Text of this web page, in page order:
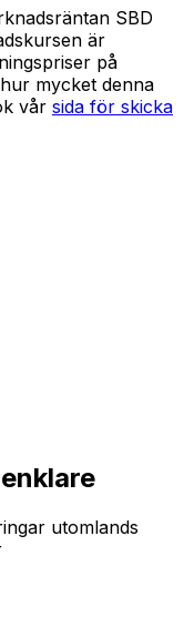
SBD
är
på
mycket denna
vår sida för skicka
utomlands